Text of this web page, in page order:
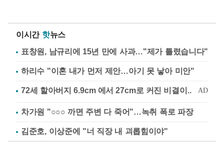
이시간 핫뉴스
표창원, 남규리에 15년 만에 사과…"제가 틀렸습니다"
하리수 "이혼 내가 먼저 제안…아기 못 낳아 미안"
차가원 "○○○ 까면 주변 다 죽어"…녹취 폭로 파장
김준호, 이상준에 "너 직장 내 괴롭힘이야"